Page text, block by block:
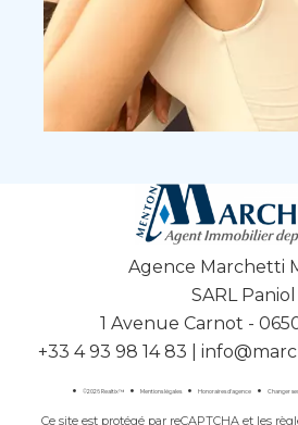
Agence Marchetti
SARL Paniol
1 Avenue Carnot -
+33 4 93 98 14 83
©2026 Realtix™ Mentions légales Honoraires d'agence Changer
Ce site est protégé par reCAPTCHA et les